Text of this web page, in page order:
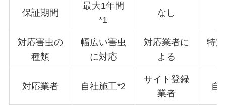
保証期間
最大1年間
*1
なし
対応害虫の
種類
幅広い害虫
に対応
対応業者に
よる
特
対応業者 自社施工*2
サイト登録
業者
自